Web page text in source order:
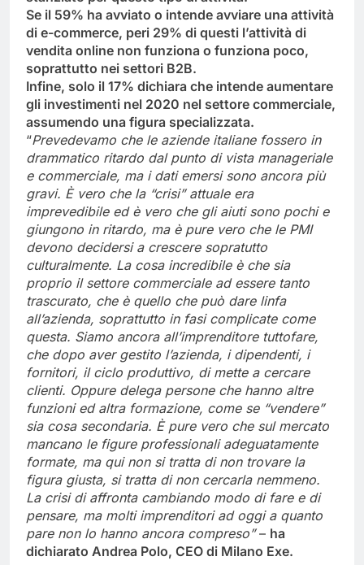
Se il 59% ha avviato o intende avviare una attività
di e-commerce, peri 29% di questi l’attività di
vendita online non funziona o funziona poco,
soprattutto nei settori B2B.
Infine, solo il 17% dichiara che intende aumentare
gli investimenti nel 2020 nel settore commerciale,
assumendo una figura specializzata.
“Prevedevamo che le aziende italiane fossero in
drammatico ritardo dal punto di vista manageriale
e commerciale, ma i dati emersi sono ancora più
gravi. È vero che la “crisi” attuale era
imprevedibile ed è vero che gli aiuti sono pochi e
giungono in ritardo, ma è pure vero che le PMI
devono decidersi a crescere sopratutto
culturalmente. La cosa incredibile è che sia
proprio il settore commerciale ad essere tanto
trascurato, che è quello che può dare linfa
all’azienda, soprattutto in fasi complicate come
questa. Siamo ancora all’imprenditore tuttofare,
che dopo aver gestito l’azienda, i dipendenti, i
fornitori, il ciclo produttivo, di mette a cercare
clienti. Oppure delega persone che hanno altre
funzioni ed altra formazione, come se “vendere”
sia cosa secondaria. È pure vero che sul mercato
mancano le figure professionali adeguatamente
formate, ma qui non si tratta di non trovare la
figura giusta, si tratta di non cercarla nemmeno.
La crisi di affronta cambiando modo di fare e di
pensare, ma molti imprenditori ad oggi a quanto
pare non lo hanno ancora compreso”– ha
dichiarato Andrea Polo, CEO di Milano Exe.